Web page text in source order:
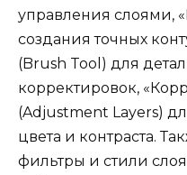
управления слоями,
создания точных
(Brush Tool) для
корректировок,
(Adjustment Layers)
цвета и контраста.
фильтры и стили